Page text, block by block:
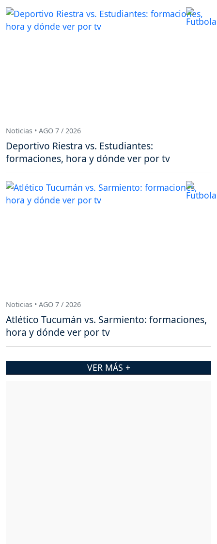
Noticias • AGO 7 / 2026
Deportivo Riestra vs. Estudiantes:
formaciones, hora y dónde ver por tv
Noticias • AGO 7 / 2026
Atlético Tucumán vs. Sarmiento: formaciones,
hora y dónde ver por tv
VER MÁS +